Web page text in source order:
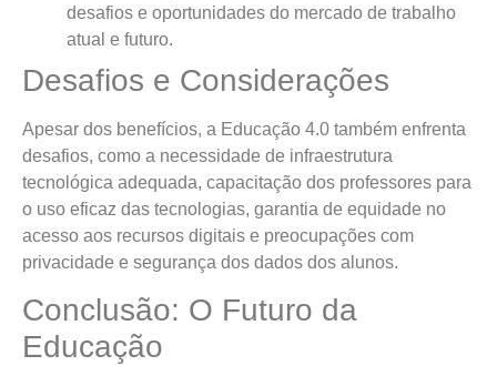
desafios e oportunidades do mercado de trabalho
atual e futuro.
Desafios e Considerações
Apesar dos benefícios, a Educação 4.0 também enfrenta
desafios, como a necessidade de infraestrutura
tecnológica adequada, capacitação dos professores para
o uso eficaz das tecnologias, garantia de equidade no
acesso aos recursos digitais e preocupações com
privacidade e segurança dos dados dos alunos.
Conclusão: O Futuro da
Educação